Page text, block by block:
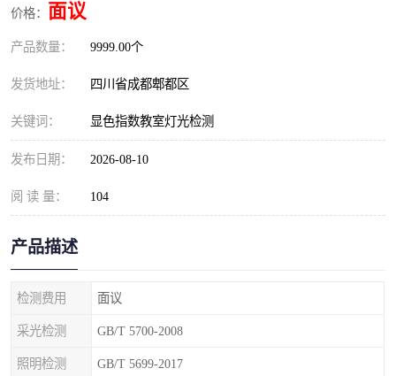
价格： 面议
产品数量： 9999.00个
发货地址： 四川省成都郫都区
关键词： 显色指数教室灯光检测
发布日期： 2026-08-10
阅 读 量： 104
产品描述
检测费用 面议
采光检测 GB/T 5700-2008
照明检测 GB/T 5699-2017